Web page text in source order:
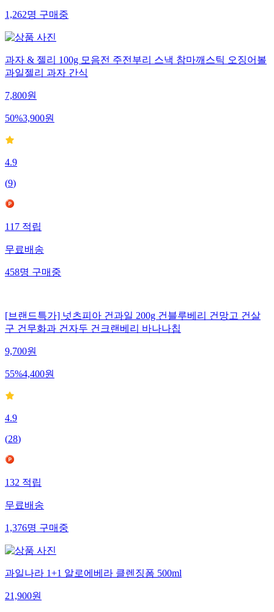
1,262명구매중
과자 & 젤리 100g 모음전 주전부리 스낵 참마깨스틱 오징어볼
과일젤리 과자 간식
7,800원
50%3,900원
4.9
(9)
117적립
무료배송
458명구매중
[브랜드특가] 넛츠피아 건과일 200g 건블루베리 건망고 건살
구 건무화과 건자두 건크랜베리 바나나칩
9,700원
55%4,400원
4.9
(28)
132적립
무료배송
1,376명구매중
과일나라 1+1 알로에베라 클렌징폼 500ml
21,900원